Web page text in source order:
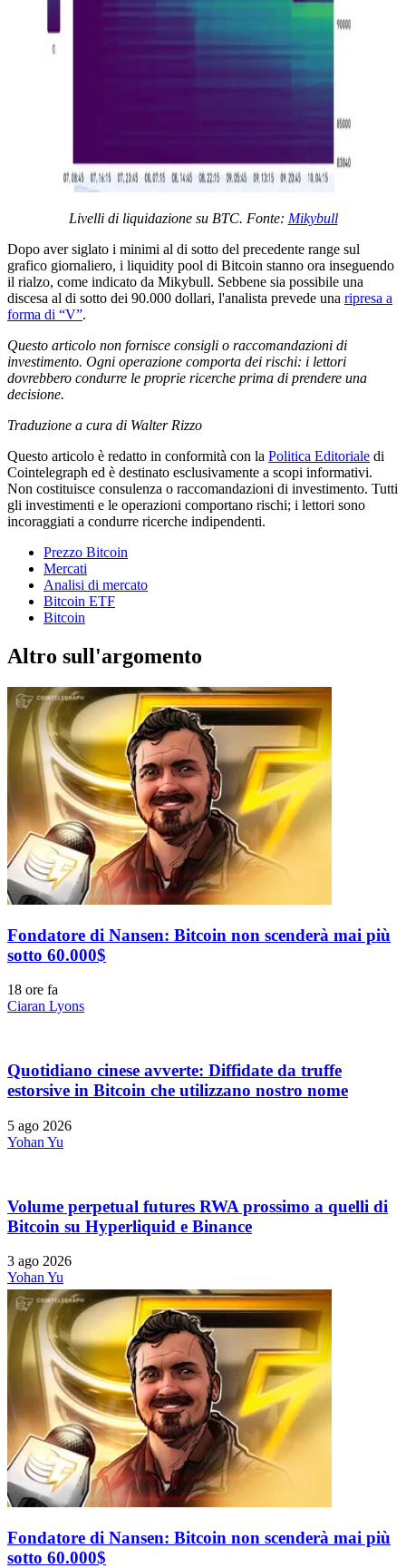
Livelli di liquidazione su BTC. Fonte: Mikybull
Dopo aver siglato i minimi al di sotto del precedente range sul
grafico giornaliero, i liquidity pool di Bitcoin stanno ora inseguendo
il rialzo, come indicato da Mikybull. Sebbene sia possibile una
discesa al di sotto dei 90.000 dollari, l'analista prevede una ripresa a
forma di “V”.
Questo articolo non fornisce consigli o raccomandazioni di
investimento. Ogni operazione comporta dei rischi: i lettori
dovrebbero condurre le proprie ricerche prima di prendere una
decisione.
Traduzione a cura di Walter Rizzo
Questo articolo è redatto in conformità con la Politica Editoriale di
Cointelegraph ed è destinato esclusivamente a scopi informativi.
Non costituisce consulenza o raccomandazioni di investimento. Tutti
gli investimenti e le operazioni comportano rischi; i lettori sono
incoraggiati a condurre ricerche indipendenti.
Prezzo Bitcoin
Mercati
Analisi di mercato
Bitcoin ETF
Bitcoin
Altro sull'argomento
Fondatore di Nansen: Bitcoin non scenderà mai più
sotto 60.000$
18 ore fa
Ciaran Lyons
Quotidiano cinese avverte: Diffidate da truffe
estorsive in Bitcoin che utilizzano nostro nome
5 ago 2026
Yohan Yu
Volume perpetual futures RWA prossimo a quelli di
Bitcoin su Hyperliquid e Binance
3 ago 2026
Yohan Yu
Fondatore di Nansen: Bitcoin non scenderà mai più
sotto 60.000$